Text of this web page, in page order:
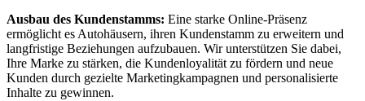
Ausbau des Kundenstamms: Eine starke Online-Präsenz
ermöglicht es Autohäusern, ihren Kundenstamm zu erweitern und
langfristige Beziehungen aufzubauen. Wir unterstützen Sie dabei,
Ihre Marke zu stärken, die Kundenloyalität zu fördern und neue
Kunden durch gezielte Marketingkampagnen und personalisierte
Inhalte zu gewinnen.